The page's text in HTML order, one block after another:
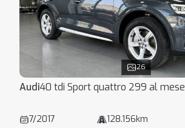
26
Audi40 tdi Sport quattro 299 al mese
7/2017
128.156km